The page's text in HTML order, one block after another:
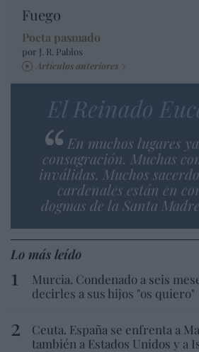
Fuego
Poeta pasmado
por J. R. Pablos
Artículos anteriores
El Reinado
En muchos lugares
consagración. Muchas
inválidas. Muchos
cardenales están en
dogmas de la Santa
Lo más leído
Murcia. Condenado a seis
decirles a sus hijos "os quiero"
Ceuta. España se enfrenta a
también a Estados Unidos y a